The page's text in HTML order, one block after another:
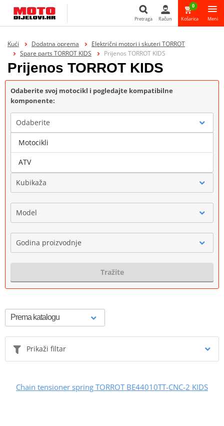
Pretraga
Pretraga Račun
0
Košarica Meni
Kući Dodatna oprema
Električni motori i skuteri TORROT
Spare parts TORROT KIDS
Prijenos TORROT KIDS
Prijenos TORROT KIDS
Odaberite svoj motocikl i pogledajte kompatibilne
komponente:
Odaberite
Marka
Kubikaža
Model
Godina proizvodnje
Tražite
Prikaži filtar
Chain tensioner spring TORROT BE44010TT-CNC-2 KIDS
Motocikli
ATV